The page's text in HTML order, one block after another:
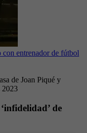
entrenador de fútbol
de Joan Piqué y
2023
de